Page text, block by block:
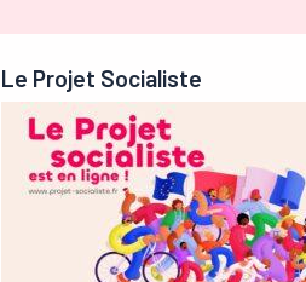
Le Projet Socialiste